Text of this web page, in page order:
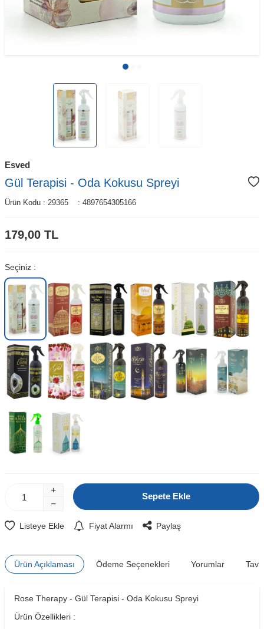
Esved
Gül Terapisi - Oda Kokusu Spreyi
Ürün Kodu : 29365 : 4897654305166
179,00 TL
Seçiniz :
Sepete Ekle
Listeye Ekle Fiyat Alarmı Paylaş
Ürün Açıklaması Ödeme Seçenekleri Yorumlar
Rose Therapy - Gül Terapisi - Oda Kokusu Spreyi
Ürün Özellikleri :